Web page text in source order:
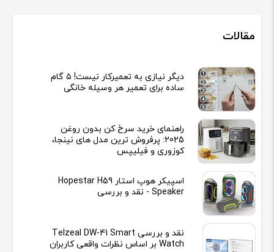
مقالات
دیگر نیازی به تعمیرکار نیست! ۵ گام
ساده برای تعمیر هر وسیله خانگی
راهنمای خرید سرخ کن بدون روغن
2025: پرفروش ترین مدل های نینجا،
کوزوری و فیلیپس
اسپیکر هوپ استار Hopestar H59
Speaker - نقد و بررسی
نقد و بررسی Telzeal DW-41 Smart
Watch بر اساس نظرات واقعی کاربران